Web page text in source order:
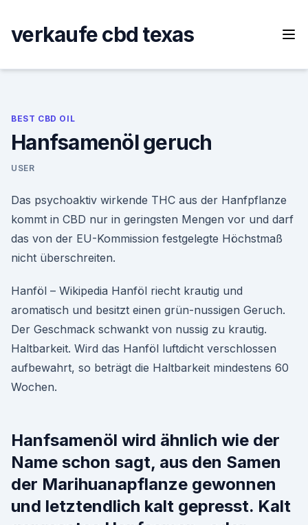
content
verkaufe cbd texas
BEST CBD OIL
Hanfsamenöl geruch
USER
Das psychoaktiv wirkende THC aus der Hanfpflanze
kommt in CBD nur in geringsten Mengen vor und darf
das von der EU-Kommission festgelegte Höchstmaß
nicht überschreiten.
Hanföl – Wikipedia Hanföl riecht krautig und
aromatisch und besitzt einen grün-nussigen Geruch.
Der Geschmack schwankt von nussig zu krautig.
Haltbarkeit. Wird das Hanföl luftdicht verschlossen
aufbewahrt, so beträgt die Haltbarkeit mindestens 60
Wochen.
Hanfsamenöl wird ähnlich wie der
Name schon sagt, aus den Samen
der Marihuanapflanze gewonnen
und letztendlich kalt gepresst. Kalt